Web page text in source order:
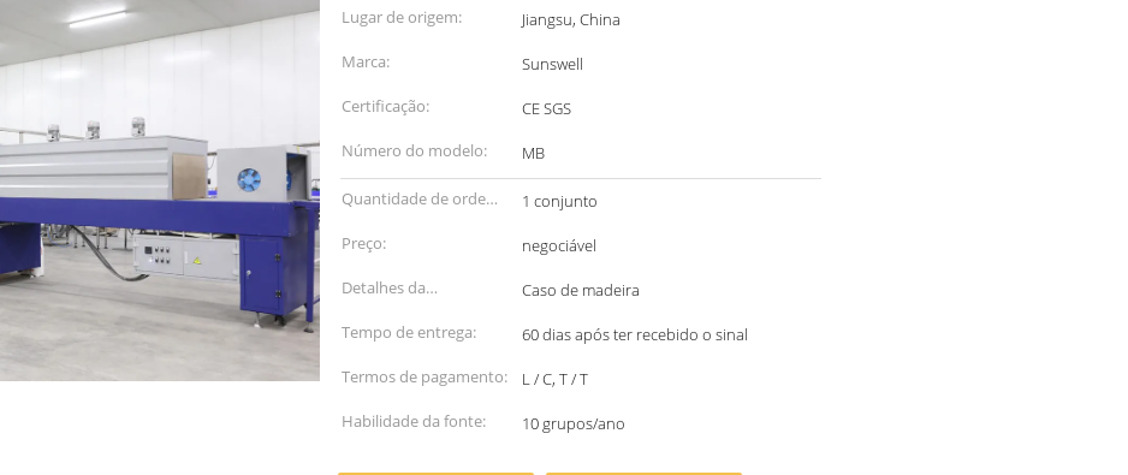
Lugar de origem:
Jiangsu, China
Marca:
Sunswell
Certificação:
CE SGS
Número do modelo:
MB
Quantidade de ordem
mínima:
1 conjunto
Preço:
negociável
Detalhes da
embalagem:
Caso de madeira
Tempo de entrega:
60 dias após ter recebido o sinal
Termos de pagamento:
L / C, T / T
Habilidade da fonte:
10 grupos/ano